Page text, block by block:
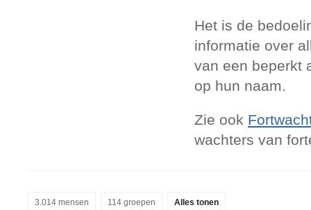
Het is de
informatie over
van een beperkt
op hun naam.
Zie ook
wachters van
3.014 mensen 114 groepen Alles tonen